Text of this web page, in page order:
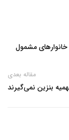
مشمول
مقاله بعدی
بنزین نمی‌گیرند